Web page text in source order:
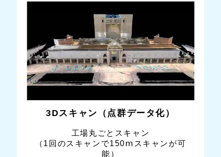
3Dスキャン（点群データ化）
工場丸ごとスキャン
（1回のスキャンで150ⅿスキャンが可
能）